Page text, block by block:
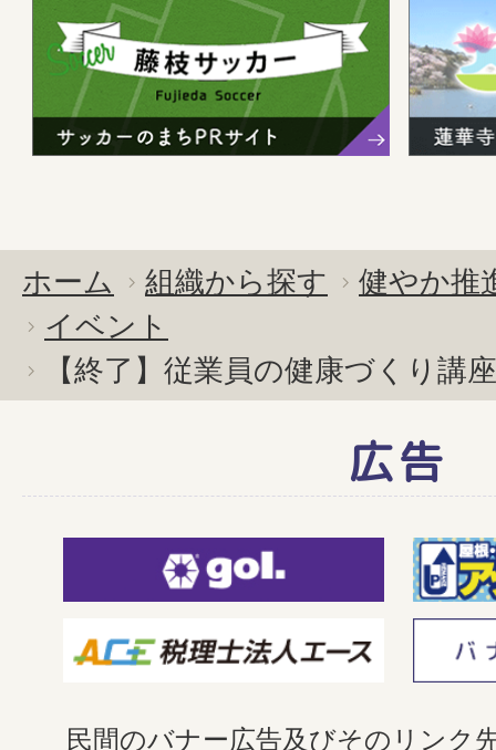
ホーム 組織から探す
健やか推
イベント
【終了】従業員の健康づくり講
広告
民間のバナー広告及びそのリンク